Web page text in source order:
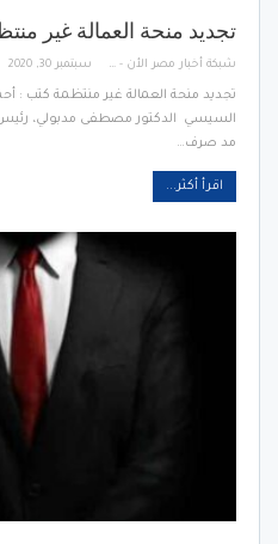
تجديد منحة العمالة غير
شبكة أخبار مصر الأن - Egypt News Network Now سبتمبر 30, 2020
تجديد منحة العمالة غير منتظمة كتب :
السيسي الدكتور مصطفى مدبولي، رئيس
مد صرف…
اقرأ أكثر...